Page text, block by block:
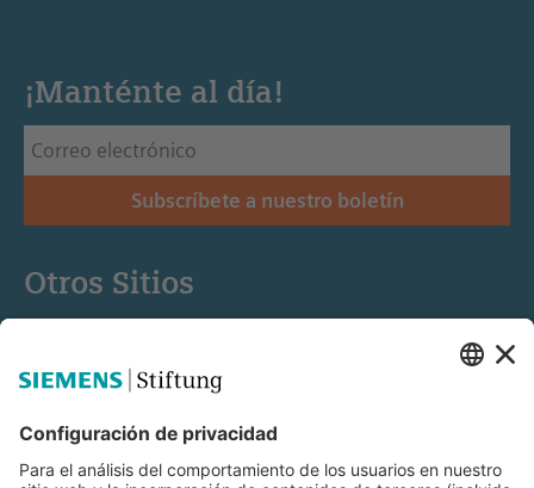
¡Manténte al día!
Subscríbete a nuestro boletín
Otros Sitios
Educación STEM
Mediaportal